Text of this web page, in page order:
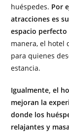
huéspedes. Por
atracciones es
espacio
manera, el hotel
para quienes
estancia.
Igualmente, el
mejoran la
donde los
relajantes y